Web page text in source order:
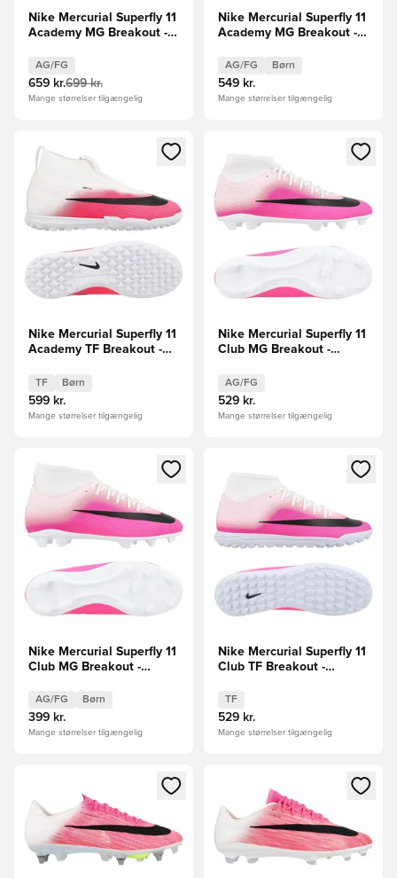
Nike Mercurial Superfly 11
Academy MG Breakout -
AG/FG
659 kr.699 kr.
Mange størrelser tilgængelig
Nike Mercurial Superfly 11
Academy MG Breakout -
AG/FG Børn
549 kr.
Mange størrelser tilgængelig
Åbner en Modal til at logge ind eller tilmelde dig som
Nike Mercurial Superfly 11
Academy TF Breakout -
TF Børn
599 kr.
Mange størrelser tilgængelig
Åbner en Modal til at logge
Nike Mercurial Superfly 11
Club MG Breakout -
AG/FG
529 kr.
Mange størrelser tilgængelig
Åbner en Modal til at logge ind eller tilmelde dig som
Nike Mercurial Superfly 11
Club MG Breakout -
AG/FG Børn
399 kr.
Mange størrelser tilgængelig
Åbner en Modal til at logge
Nike Mercurial Superfly 11
Club TF Breakout -
TF
529 kr.
Mange størrelser tilgængelig
Åbner en Modal til at logge ind eller tilmelde dig som
Åbner en Modal til at logge